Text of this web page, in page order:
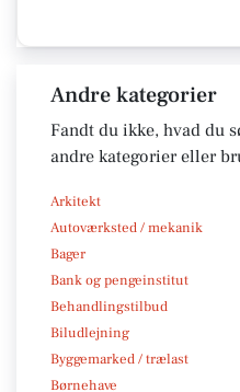
Andre kategorier
Fandt du ikke, hvad du
andre kategorier eller
Arkitekt
Autoværksted / mekanik
Bager
Bank og pengeinstitut
Behandlingstilbud
Biludlejning
Byggemarked / trælast
Børnehave